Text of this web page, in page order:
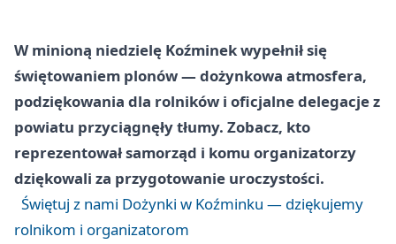
W minioną niedzielę Koźminek wypełnił się
świętowaniem plonów — dożynkowa atmosfera,
podziękowania dla rolników i oficjalne delegacje z
powiatu przyciągnęły tłumy. Zobacz, kto
reprezentował samorząd i komu organizatorzy
dziękowali za przygotowanie uroczystości.
Świętuj z nami Dożynki w Koźminku — dziękujemy
rolnikom i organizatorom